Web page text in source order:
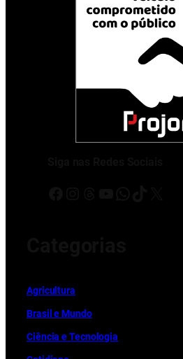
Agricultura
Brasil e Mundo
Ciência e Tecnologia